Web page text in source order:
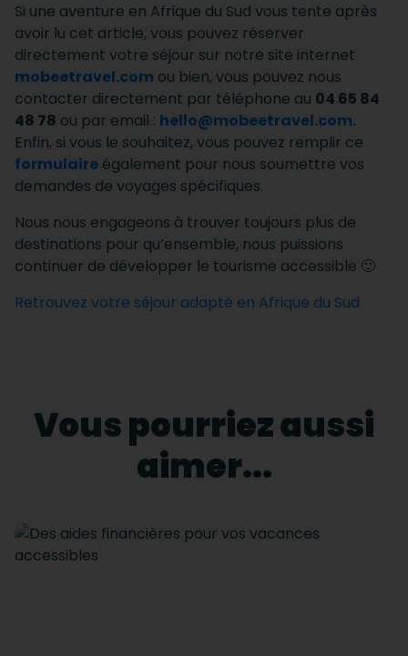
Si une aventure en Afrique du Sud vous tente après
avoir lu cet article, vous pouvez réserver
directement votre séjour sur notre site internet
mobeetravel.com ou bien, vous pouvez nous
contacter directement par téléphone au 04 65 84
48 78 ou par email : hello@mobeetravel.com.
Enfin, si vous le souhaitez, vous pouvez remplir ce
formulaire également pour nous soumettre vos
demandes de voyages spécifiques.
Nous nous engageons à trouver toujours plus de
destinations pour qu’ensemble, nous puissions
continuer de développer le tourisme accessible 🙂
Retrouvez votre séjour adapté en Afrique du Sud
Vous pourriez aussi
aimer...